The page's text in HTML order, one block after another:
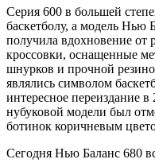
Серия 600 в большей
баскетболу, а модель Нью
получила вдохновение от
кроссовки, оснащенные
шнурков и прочной
являлись символом
интересное переиздание
нубуковой модели был
ботинок коричневым
Сегодня Нью Баланс 680